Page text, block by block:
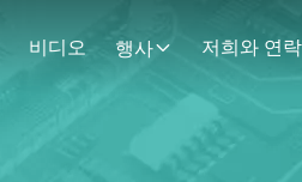
비디오 행사 저희와 연락